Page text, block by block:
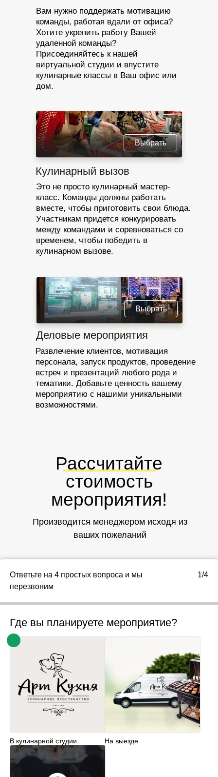
Вам нужно поддержать мотивацию
команды, работая вдали от офиса?
Хотите укрепить работу Вашей
удаленной команды?
Присоединяйтесь к нашей
виртуальной студии и впустите
кулинарные классы в Ваш офис или
дом.
Выбрать
Кулинарный вызов
Это не просто кулинарный мастер-
класс. Команды должны работать
вместе, чтобы приготовить свои блюда.
Участникам придется конкурировать
между командами и соревноваться со
временем, чтобы победить в
кулинарном вызове.
Выбрать
Деловые мероприятия
Развлечение клиентов, мотивация
персонала, запуск продуктов, проведение
встреч и презентаций любого рода и
тематики. Добавьте ценность вашему
мероприятию с нашими уникальными
возможностями.
Рассчитайте
стоимость
мероприятия!
Производится менеджером исходя из
ваших пожеланий
Ответьте на 4 простых вопроса и мы
перезвоним
1/4
Где вы планируете мероприятие?
В кулинарной студии На выезде